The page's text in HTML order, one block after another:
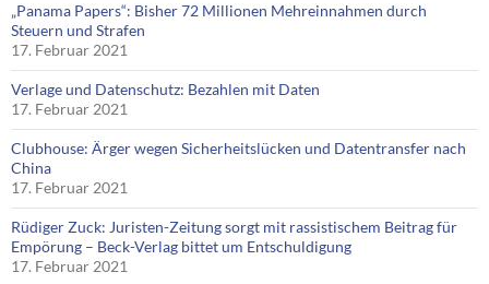
„Panama Papers“: Bisher 72 Millionen Mehreinnahmen durch
Steuern und Strafen
17. Februar 2021
Verlage und Datenschutz: Bezahlen mit Daten
17. Februar 2021
Clubhouse: Ärger wegen Sicherheitslücken und Datentransfer nach
China
17. Februar 2021
Rüdiger Zuck: Juristen-Zeitung sorgt mit rassistischem Beitrag für
Empörung – Beck-Verlag bittet um Entschuldigung
17. Februar 2021